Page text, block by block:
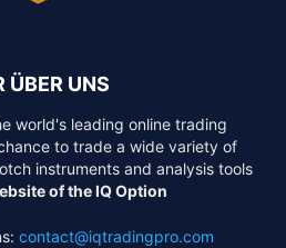
ÜBER UNS
world's leading online trading
to trade a wide variety of
instruments and analysis tools
of the IQ Option
contact@iqtradingpro.com